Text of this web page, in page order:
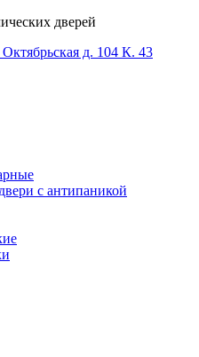
дверей
д. 104 К. 43
с антипаникой